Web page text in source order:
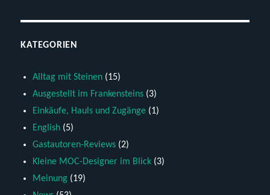
KATEGORIEN
Alltag mit Steinen (15)
Ausgestellt im Frankensteins (3)
Einkäufe, Hauls und Zugänge (1)
English (5)
Gastautoren-Reviews (2)
Kleine MOC-Designer im Blick (3)
Meinung (19)